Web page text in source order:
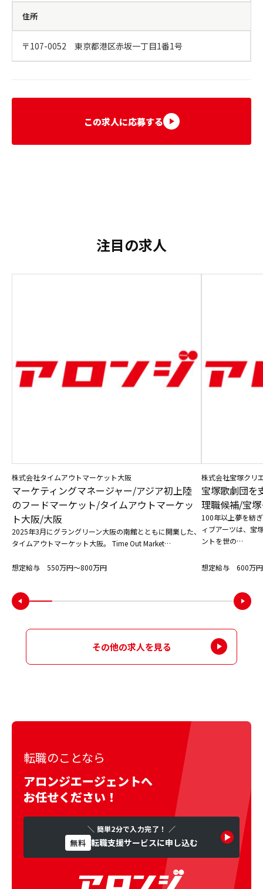
住所
〒107-0052　東京都港区赤坂一丁目1番1号
この求人に応募する
注目の求人
株式会社タイムアウトマーケット大阪
マーケティングマネージャー/アジア初上陸
のフードマーケット/タイムアウトマーケッ
ト大阪/大阪
2025年3月にグラングリーン大阪の南館とともに開業した、
タイムアウトマーケット大阪。 Time Out Market…
想定給与 550万円〜800万円
株式会社宝塚クリ
宝塚歌劇団を
理職候補/宝
100年以上夢を紡
ィブアーツは、宝
ントを世の…
想定給与 600万
その他の求人を見る
転職のことなら
アロンジエージェントへ
お任せください！
＼ 簡単2分で入力完了！ ／
無料 転職支援サービスに申し込む